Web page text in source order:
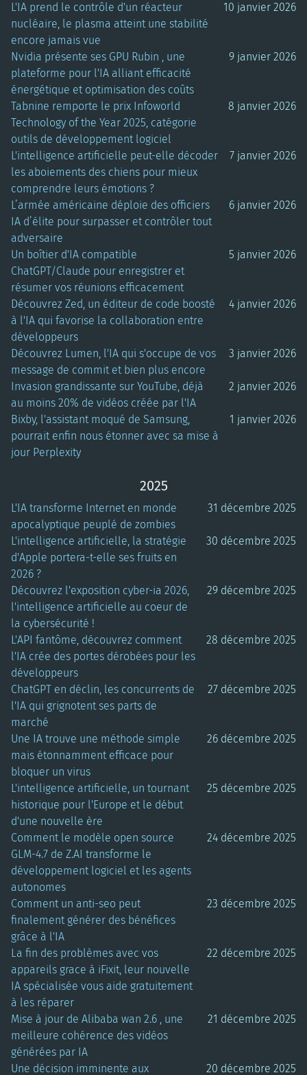
L'IA prend le contrôle d'un réacteur
nucléaire, le plasma atteint une stabilité
encore jamais vue
10 janvier 2026
Nvidia présente ses GPU Rubin , une
plateforme pour l'IA alliant efficacité
énergétique et optimisation des coûts
9 janvier 2026
Tabnine remporte le prix Infoworld
Technology of the Year 2025, catégorie
outils de développement logiciel
8 janvier 2026
L'intelligence artificielle peut-elle décoder
les aboiements des chiens pour mieux
comprendre leurs émotions ?
7 janvier 2026
L’armée américaine déploie des officiers
IA d’élite pour surpasser et contrôler tout
adversaire
6 janvier 2026
Un boîtier d'IA compatible
ChatGPT/Claude pour enregistrer et
résumer vos réunions efficacement
5 janvier 2026
Découvrez Zed, un éditeur de code boosté
à l'IA qui favorise la collaboration entre
développeurs
4 janvier 2026
Découvrez Lumen, l'IA qui s'occupe de vos
message de commit et bien plus encore
3 janvier 2026
Invasion grandissante sur YouTube, déjà
au moins 20% de vidéos créée par l'IA
2 janvier 2026
Bixby, l'assistant moqué de Samsung,
pourrait enfin nous étonner avec sa mise à
jour Perplexity
1 janvier 2026
2025
L'IA transforme Internet en monde
apocalyptique peuplé de zombies
31 décembre 2025
L'intelligence artificielle, la stratégie
d'Apple portera-t-elle ses fruits en
2026 ?
30 décembre 2025
Découvrez l'exposition cyber-ia 2026,
l'intelligence artificielle au coeur de
la cybersécurité !
29 décembre 2025
L'API fantôme, découvrez comment
l'IA crée des portes dérobées pour les
développeurs
28 décembre 2025
ChatGPT en déclin, les concurrents de
l'IA qui grignotent ses parts de
marché
27 décembre 2025
Une IA trouve une méthode simple
mais étonnamment efficace pour
bloquer un virus
26 décembre 2025
L'intelligence artificielle, un tournant
historique pour l'Europe et le début
d'une nouvelle ère
25 décembre 2025
Comment le modèle open source
GLM-4.7 de Z.AI transforme le
développement logiciel et les agents
autonomes
24 décembre 2025
Comment un anti-seo peut
finalement générer des bénéfices
grâce à l'IA
23 décembre 2025
La fin des problèmes avec vos
appareils grace à iFixit, leur nouvelle
IA spécialisée vous aide gratuitement
à les réparer
22 décembre 2025
Mise à jour de Alibaba wan 2.6 , une
meilleure cohérence des vidéos
générées par IA
21 décembre 2025
Une décision imminente aux 20 décembre 2025